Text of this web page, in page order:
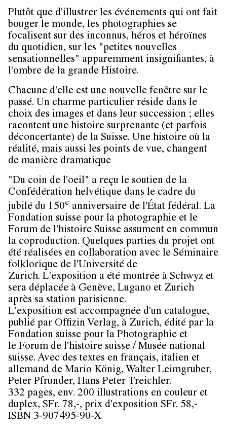
Plutôt que d'illustrer les événements qui ont fait
bouger le monde, les photographies se
focalisent sur des inconnus, héros et héroïnes
du quotidien, sur les "petites nouvelles
sensationnelles" apparemment insignifiantes, à
l'ombre de la grande Histoire.
Chacune d'elle est une nouvelle fenêtre sur le
passé. Un charme particulier réside dans le
choix des images et dans leur succession ; elles
racontent une histoire surprenante (et parfois
déconcertante) de la Suisse. Une histoire où la
réalité, mais aussi les points de vue, changent
de manière dramatique
"Du coin de l'oeil" a reçu le soutien de la
Confédération helvétique dans le cadre du
jubilé du 150e anniversaire de l'État fédéral. La
Fondation suisse pour la photographie et le
Forum de l'histoire Suisse assument en commun
la coproduction. Quelques parties du projet ont
été réalisées en collaboration avec le Séminaire
folklorique de l'Université de
Zurich. L'exposition a été montrée à Schwyz et
sera déplacée à Genève, Lugano et Zurich
après sa station parisienne.
L'exposition est accompagnée d'un catalogue,
publié par Offizin Verlag, à Zurich, édité par la
Fondation suisse pour la Photographie et
le Forum de l'histoire suisse / Musée national
suisse. Avec des textes en français, italien et
allemand de Mario König, Walter Leimgruber,
Peter Pfrunder, Hans Peter Treichler.
332 pages, env. 200 illustrations en couleur et
duplex, SFr. 78,-, prix d'exposition SFr. 58,-
ISBN 3-907495-90-X